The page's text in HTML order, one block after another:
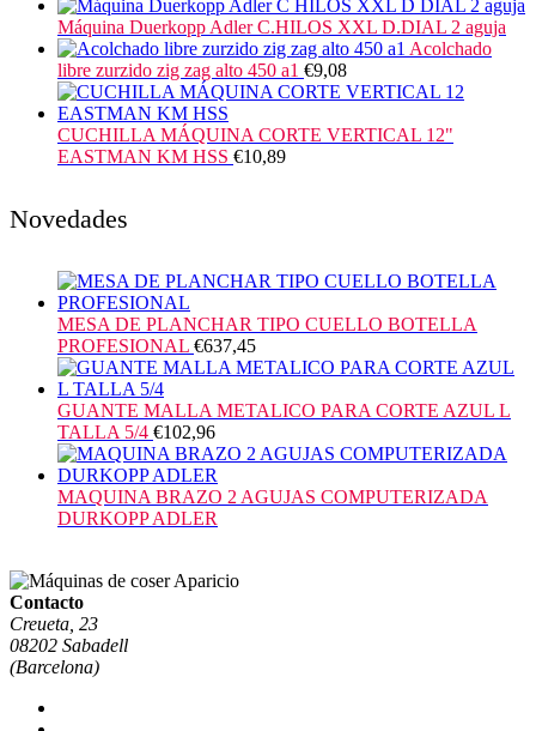
Máquina Duerkopp Adler C.HILOS XXL D.DIAL 2 aguja
Acolchado
libre zurzido zig zag alto 450 a1 €9,08
CUCHILLA MÁQUINA CORTE VERTICAL 12"
EASTMAN KM HSS €10,89
Novedades
MESA DE PLANCHAR TIPO CUELLO BOTELLA
PROFESIONAL €637,45
GUANTE MALLA METALICO PARA CORTE AZUL L
TALLA 5/4 €102,96
MAQUINA BRAZO 2 AGUJAS COMPUTERIZADA
DURKOPP ADLER
Contacto
Creueta, 23
08202 Sabadell
(Barcelona)